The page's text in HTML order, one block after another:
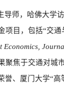
导师，哈佛大学
目，包括“交
Economics,
聚焦于交通对
、厦门大学“